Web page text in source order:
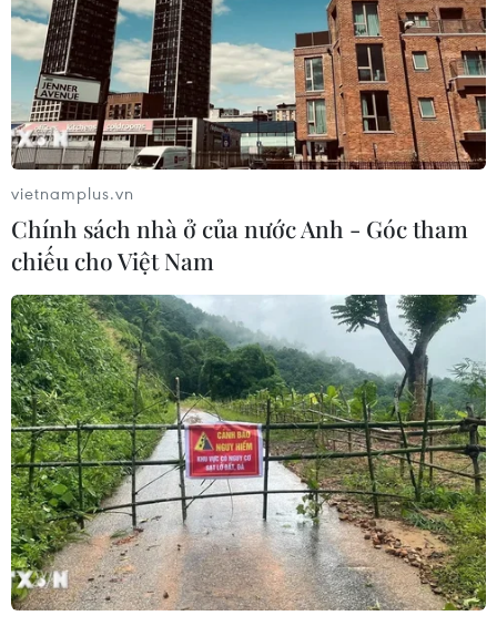
TIN CÙNG CHUYÊN MỤC
Ớt nhập khẩu từ Mexico khiến hàng
vietnamplus.vn
Chính sách nhà ở của nước Anh - Góc tham
chiếu cho Việt Nam